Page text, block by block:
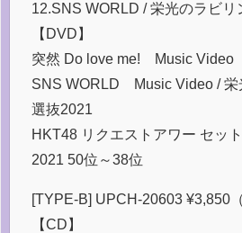
12.SNS WORLD / 栄光のラビリ
【DVD】
突然 Do love me! Music Video
SNS WORLD Music Video / 栄
選抜2021
HKT48 リクエストアワー セッ
2021 50位～38位
[TYPE-B] UPCH-20603 ¥3,850
【CD】